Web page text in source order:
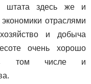
штата здесь же и
отраслями
и добыча
очень хорошо
в том числе и